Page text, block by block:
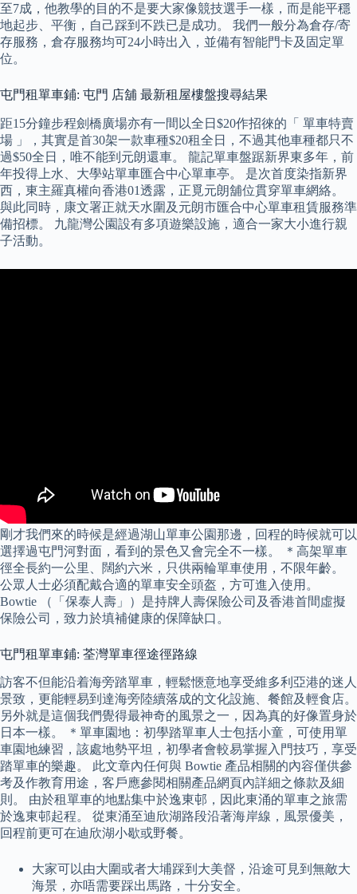
至7成，他教學的目的不是要大家像競技選手一樣，而是能平穩
地起步、平衡，自己踩到不跌已是成功。 我們一般分為倉存/寄
存服務，倉存服務均可24小時出入，並備有智能門卡及固定單
位。
屯門租單車鋪: 屯門 店舖 最新租屋樓盤搜尋結果
距15分鐘步程劍橋廣場亦有一間以全日$20作招徠的「 單車特賣
場 」，其實是首30架一款車種$20租全日，不過其他車種都只不
過$50全日，唯不能到元朗還車。 龍記單車盤踞新界東多年，前
年投得上水、大學站單車匯合中心單車亭。 是次首度染指新界
西，東主羅真權向香港01透露，正覓元朗舖位貫穿單車網絡。
與此同時，康文署正就天水圍及元朗市匯合中心單車租賃服務準
備招標。 九龍灣公園設有多項遊樂設施，適合一家大小進行親
子活動。
剛才我們來的時候是經過湖山單車公園那邊，回程的時候就可以
選擇過屯門河對面，看到的景色又會完全不一樣。 ＊高架單車
徑全長約一公里、闊約六米，只供兩輪單車使用，不限年齡。
公眾人士必須配戴合適的單車安全頭盔，方可進入使用。
Bowtie （「保泰人壽」）是持牌人壽保險公司及香港首間虛擬
保險公司，致力於填補健康的保障缺口。
屯門租單車鋪: 荃灣單車徑途徑路線
訪客不但能沿着海旁踏單車，輕鬆愜意地享受維多利亞港的迷人
景致，更能輕易到達海旁陸續落成的文化設施、餐館及輕食店。
另外就是這個我們覺得最神奇的風景之一，因為真的好像置身於
日本一樣。 ＊單車園地：初學踏單車人士包括小童，可使用單
車園地練習，該處地勢平坦，初學者會較易掌握入門技巧，享受
踏單車的樂趣。 此文章內任何與 Bowtie 產品相關的內容僅供參
考及作教育用途，客戶應參閱相關產品網頁內詳細之條款及細
則。 由於租單車的地點集中於逸東邨，因此東涌的單車之旅需
於逸東邨起程。 從東涌至迪欣湖路段沿著海岸線，風景優美，
回程前更可在迪欣湖小歇或野餐。
大家可以由大圍或者大埔踩到大美督，沿途可見到無敵大
海景，亦唔需要踩出馬路，十分安全。